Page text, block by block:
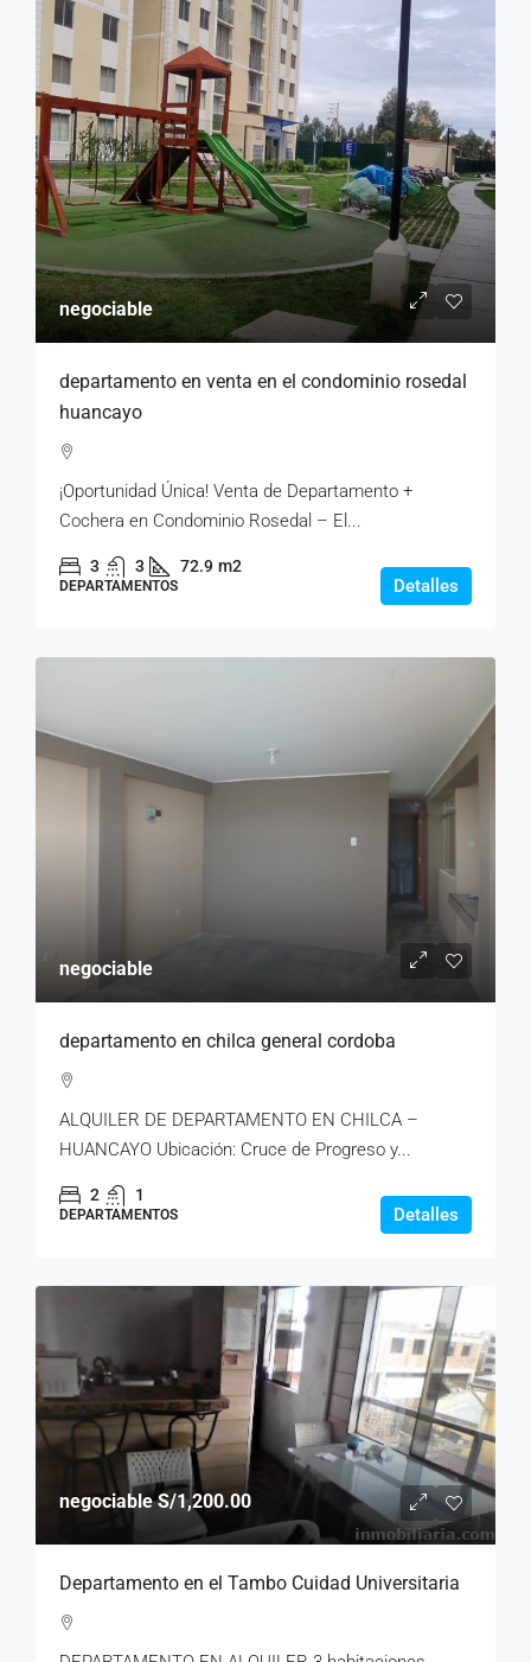
negociable
departamento en venta en el condominio rosedal
huancayo
¡Oportunidad Única! Venta de Departamento +
Cochera en Condominio Rosedal – El...
3 3 72.9 m2
DEPARTAMENTOS Detalles
negociable
departamento en chilca general cordoba
ALQUILER DE DEPARTAMENTO EN CHILCA –
HUANCAYO Ubicación: Cruce de Progreso y...
2 1
DEPARTAMENTOS Detalles
negociableS/1,200.00
Departamento en el Tambo Cuidad Universitaria